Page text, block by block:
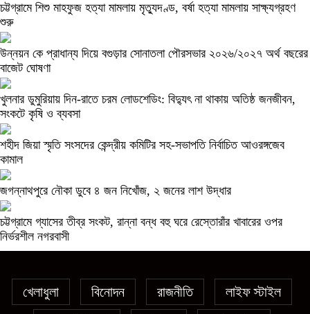
চট্টগ্রামে শিশু মাহফুজ হত্যা মামলায় মৃত্যুদণ্ড, বর্ষা হত্যা মামলায় সাক্ষ্যগ্রহণ
শুরু
উন্নয়ন কে প্রাধান্য দিয়ে বগুড়ার সোনাতলা পৌরসভার ২০২৬/২০২৭ অর্থ বছরের
বাজেট ঘোষণা
খুলনার ডুমুরিয়ায় দিন-রাতে চরম লোডশেডিং: বিদ্যুৎ না থাকায় অতিষ্ঠ জনজীবন,
সংকটে কৃষি ও ব্যবসা
শহীদ জিয়া স্মৃতি সংসদের কেন্দ্রীয় কমিটির সহ-সভাপতি নির্বাচিত আওরঙ্গজেব
কামাল
জগন্নাথপুরে নৌকা ডুবে ৪ জন নিখোঁজ, ২ জনের লাশ উদ্ধার
চট্টগ্রামে গ্যাসের তীব্র সংকট, রান্না বন্ধ বহু ঘরে রেস্তোরাঁর খাবারের ওপর
নির্ভরশীল নগরবাসী
খেলাধুলা বিনোদন রাজনীতি
লাইফ স্টাইল